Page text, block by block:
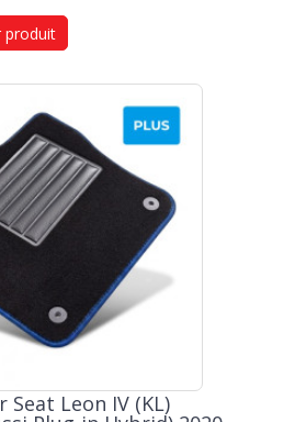
produit
Leon IV (KL)